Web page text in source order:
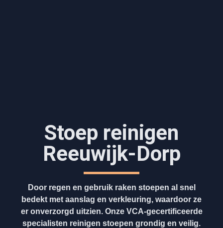
Stoep reinigen
Reeuwijk-Dorp
Door regen en gebruik raken stoepen al snel
bedekt met aanslag en verkleuring, waardoor ze
er onverzorgd uitzien. Onze VCA-gecertificeerde
specialisten reinigen stoepen grondig en veilig.